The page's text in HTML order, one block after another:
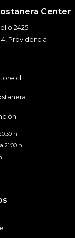
Center
2425
4, Providencia
h
21:00 h